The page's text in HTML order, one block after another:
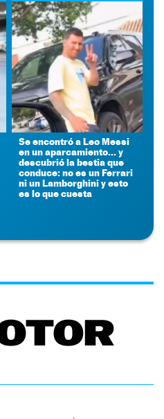
Se encontró a Leo Messi
en un aparcamiento... y
descubrió la bestia que
conduce: no es un Ferrari
ni un Lamborghini y esto
es lo que cuesta